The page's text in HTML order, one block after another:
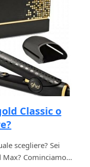
Classic o
scegliere? Sei
Max? Cominciamo…